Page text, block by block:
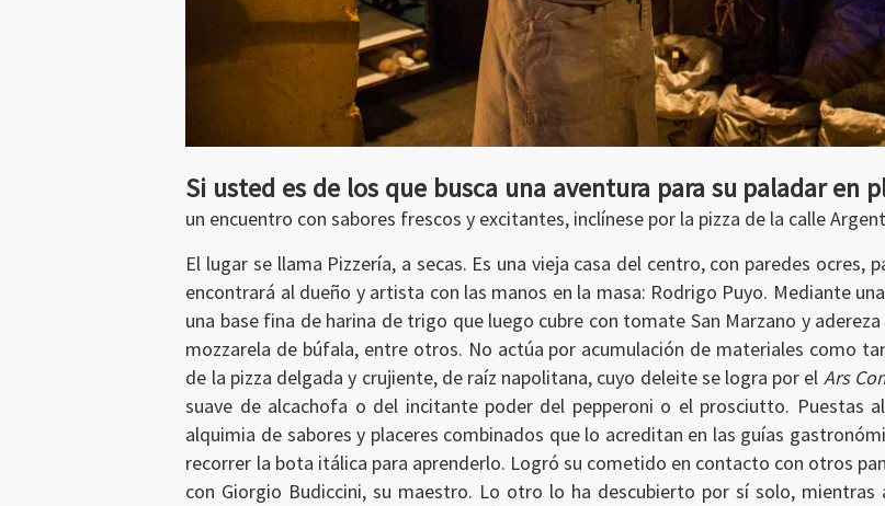
Si usted es de los que busca una aventura para su paladar en
un encuentro con sabores frescos y excitantes, inclínese por la pizza de la calle
El lugar se llama Pizzería, a secas. Es una vieja casa del centro, con paredes
encontrará al dueño y artista con las manos en la masa: Rodrigo Puyo. Mediante
una base fina de harina de trigo que luego cubre con tomate San Marzano y
mozzarela de búfala, entre otros. No actúa por acumulación de materiales como
de la pizza delgada y crujiente, de raíz napolitana, cuyo deleite se logra por el Ars
suave de alcachofa o del incitante poder del pepperoni o el prosciutto. Puestas
alquimia de sabores y placeres combinados que lo acreditan en las guías
recorrer la bota itálica para aprenderlo. Logró su cometido en contacto con otros
con Giorgio Budiccini, su maestro. Lo otro lo ha descubierto por sí solo, mientras